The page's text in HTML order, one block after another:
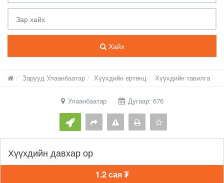
Хайх
Зарууд Улаанбаатар Хүүхдийн ертөнц Хүүхдийн тавилга
Улаанбаатар Дугаар: 676
Хүүхдийн давхар ор
1.2 сая ₮